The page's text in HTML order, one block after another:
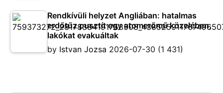
Rendkívüli helyzet Angliában: hatalmas
erdőtűz pusztít egy atomerőmű közelében,
lakókat evakuáltak
by Istvan Jozsa 2026-07-30 (1 431)